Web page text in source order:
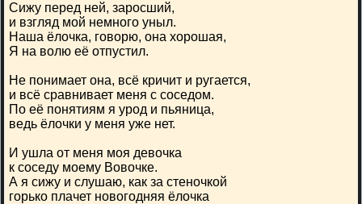
Сижу перед ней, заросший,
и взгляд мой немного уныл.
Наша ёлочка, говорю, она хорошая,
Я на волю её отпустил.
Не понимает она, всё кричит и ругается,
и всё сравнивает меня с соседом.
По её понятиям я урод и пьяница,
ведь ёлочки у меня уже нет.
И ушла от меня моя девочка
к соседу моему Вовочке.
А я сижу и слушаю, как за стеночкой
горько плачет новогодняя ёлочка